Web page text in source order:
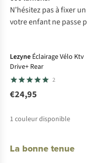
N’hésitezpas àfixerun
votreenfantnepassep
Lezyne Éclairage Vélo Ktv
Drive+ Rear
2
€24,95
1 couleur disponible
La bonne tenue